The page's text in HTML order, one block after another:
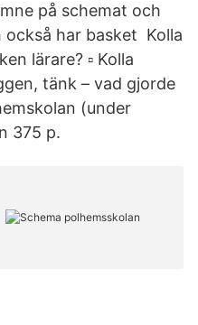
på schemat och
också har basket Kolla
lärare? ▫ Kolla
tänk – vad gjorde
(under
375 p.